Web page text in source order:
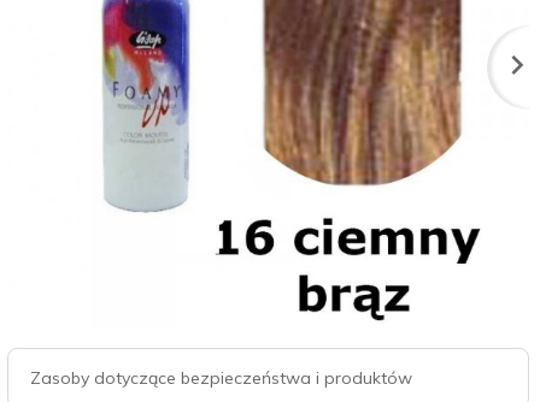
Zasoby dotyczące bezpieczeństwa i produktów